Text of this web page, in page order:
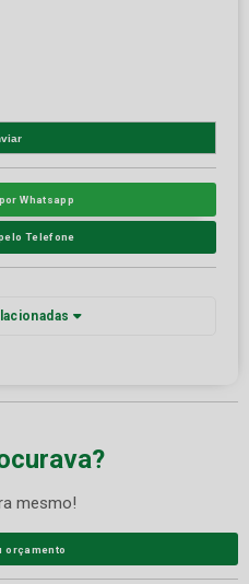
Whatsapp
Telefone
mesmo!
orçamento